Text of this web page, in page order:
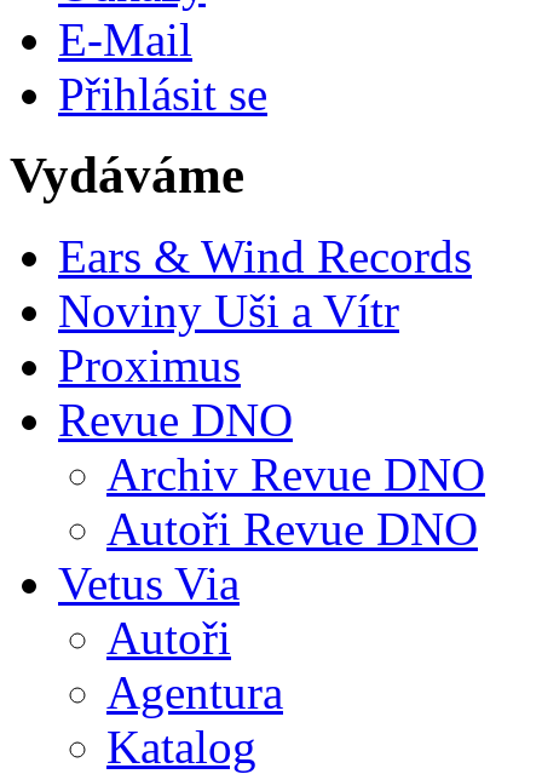
E-Mail
Přihlásit se
Vydáváme
Ears & Wind Records
Noviny Uši a Vítr
Proximus
Revue DNO
Archiv Revue DNO
Autoři Revue DNO
Vetus Via
Autoři
Agentura
Katalog